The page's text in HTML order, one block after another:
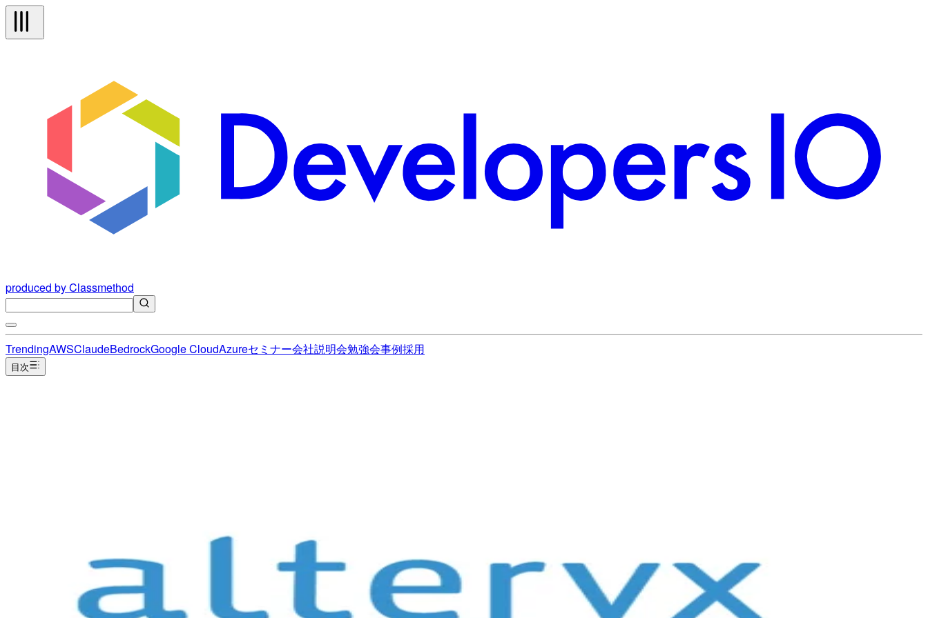
produced by Classmethod
TrendingAWSClaudeBedrockGoogle CloudAzureセミナー会社説明会勉強会事例採用
目次